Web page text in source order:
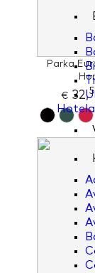
Parka
€32,